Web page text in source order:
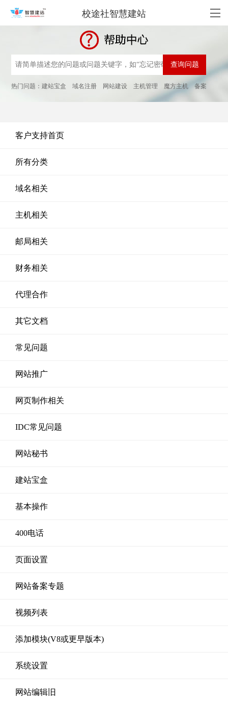
校途社智慧建站
热门问题：建站宝盒 域名注册 网站建设 主机管理 魔方主机 备案
客户支持首页
所有分类
域名相关
主机相关
邮局相关
财务相关
代理合作
其它文档
常见问题
网站推广
网页制作相关
IDC常见问题
网站秘书
建站宝盒
基本操作
400电话
页面设置
网站备案专题
视频列表
添加模块(V8或更早版本)
系统设置
网站编辑旧